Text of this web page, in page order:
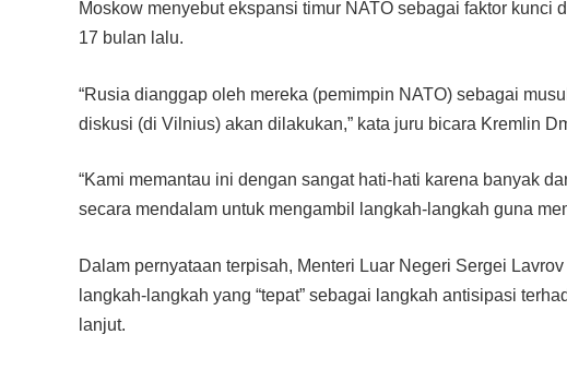
Moskow menyebut ekspansi timur NATO sebagai faktor
17 bulan lalu.
“Rusia dianggap oleh mereka (pemimpin NATO) sebagai
diskusi (di Vilnius) akan dilakukan,” kata juru bicara Kremlin
“Kami memantau ini dengan sangat hati-hati karena banyak
secara mendalam untuk mengambil langkah-langkah guna
Dalam pernyataan terpisah, Menteri Luar Negeri Sergei
langkah-langkah yang “tepat” sebagai langkah antisipasi
lanjut.